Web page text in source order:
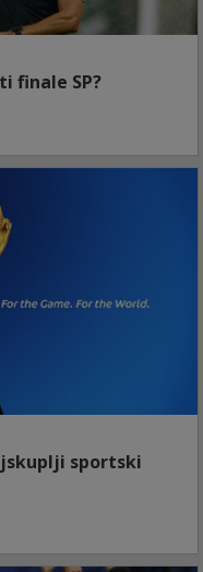
finale SP?
sportski